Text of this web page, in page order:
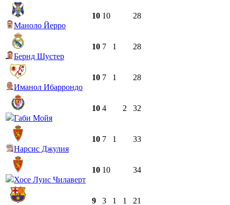
Маноло Йерро
10 10 28
Бернд Шустер
10 7 1 28
Иманол Ибаррондо
10 7 1 28
Габи Мойя
10 4 2 32
Нарсис Джулия
10 7 1 33
Хосе Луис Чилаверт
10 10 34
9 3 1 1 21